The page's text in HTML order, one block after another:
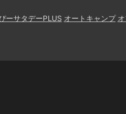
ーサタデーPLUS オートキャンプ